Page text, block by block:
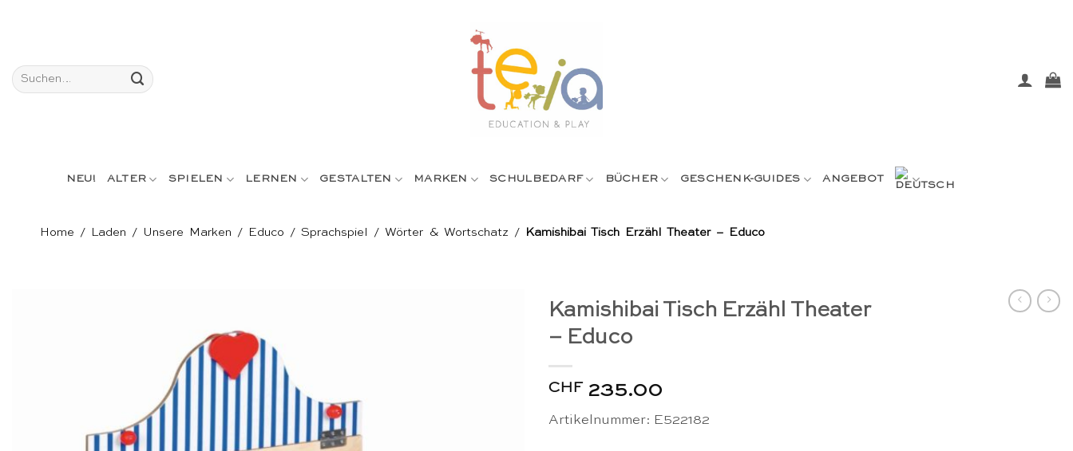
Suchen
nach:
NEU! ALTER SPIELEN LERNEN GESTALTEN MARKEN SCHULBEDARF BÜCHER GESCHENK-GUIDES ANGEBOT
Home / Laden / Unsere Marken / Educo / Sprachspiel / Wörter & Wortschatz / Kamishibai Tisch Erzähl Theater – Educo
Kamishibai Tisch Erzähl Theater
– Educo
CHF 235.00
Artikelnummer: E522182